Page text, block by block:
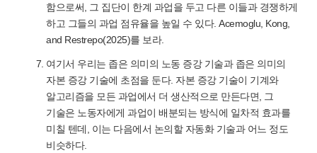
함으로써, 그 집단이 한계 과업을 두고 다른 이들과 경쟁하게
하고 그들의 과업 점유율을 높일 수 있다. Acemoglu, Kong,
and Restrepo(2025)를 보라.
여기서 우리는 좁은 의미의 노동 증강 기술과 좁은 의미의
자본 증강 기술에 초점을 둔다. 자본 증강 기술이 기계와
알고리즘을 모든 과업에서 더 생산적으로 만든다면, 그
기술은 노동자에게 과업이 배분되는 방식에 일차적 효과를
미칠 텐데, 이는 다음에서 논의할 자동화 기술과 어느 정도
비슷하다.